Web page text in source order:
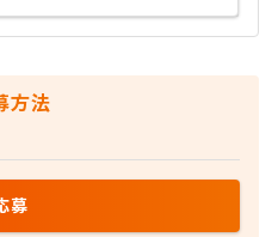
方法
募